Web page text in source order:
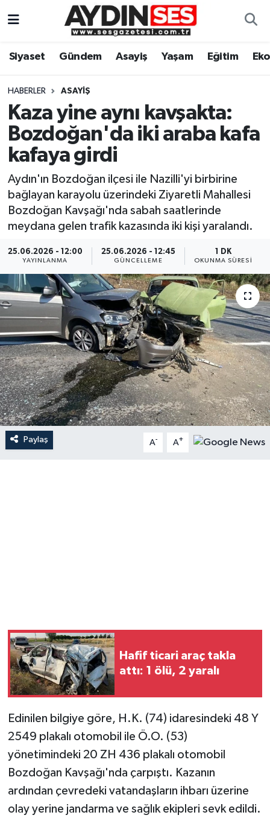
Siyaset Gündem Asayiş Yaşam Eğitim
HABERLER ASAYIŞ
Kaza yine aynı kavşakta:
Bozdoğan'da iki araba kafa
kafaya girdi
Aydın'ın Bozdoğan ilçesi ile Nazilli'yi birbirine
bağlayan karayolu üzerindeki Ziyaretli Mahallesi
Bozdoğan Kavşağı'nda sabah saatlerinde
meydana gelen trafik kazasında iki kişi yaralandı.
25.06.2026 - 12:00
YAYINLANMA
25.06.2026 - 12:45
GÜNCELLEME
1 DK
OKUNMA SÜRESI
Paylaş A- A+
Hafif ticari araç takla
attı: 1 ölü, 2 yaralı
Edinilen bilgiye göre, H.K. (74) idaresindeki 48 Y
2549 plakalı otomobil ile Ö.O. (53)
yönetimindeki 20 ZH 436 plakalı otomobil
Bozdoğan Kavşağı'nda çarpıştı. Kazanın
ardından çevredeki vatandaşların ihbarı üzerine
olay yerine jandarma ve sağlık ekipleri sevk edildi.
Gündem
Siyaset
Ekonomi
Yaşam
Eğitim
Kültür Sanat
Spor
Aydın Hava Durumu
Aydin Namaz Vakitleri
Aydın Trafik Yoğunluk Haritası
Süper Lig Puan Durumu ve Fikstür
Tüm Manşetler
Son Dakika Haberleri
Haber Arşivi